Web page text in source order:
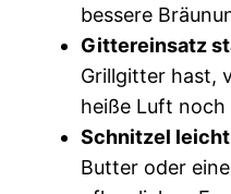
bessere
Gittereinsatz
Grillgitter hast,
heiße Luft noch
Schnitzel
Butter oder